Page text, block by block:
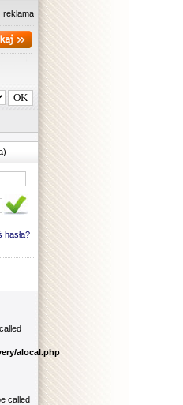
reklama
hasła?
alocal.php
called